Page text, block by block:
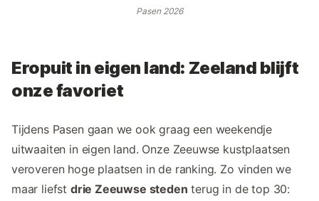
Pasen 2026
Eropuit in eigen land: Zeeland blijft
onze favoriet
Tijdens Pasen gaan we ook graag een weekendje
uitwaaiten in eigen land. Onze Zeeuwse kustplaatsen
veroveren hoge plaatsen in de ranking. Zo vinden we
maar liefst drie Zeeuwse steden terug in de top 30: